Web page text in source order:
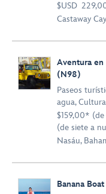
$USD
Castaway Cay
Aventura
(N98)
Paseos
agua,
$159,00*
(de siete a
Nasáu,
Banana